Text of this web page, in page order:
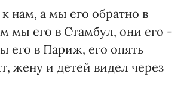
нам, а мы его обратно в
мы его в Стамбул, они его -
его в Париж, его опять
жену и детей видел через